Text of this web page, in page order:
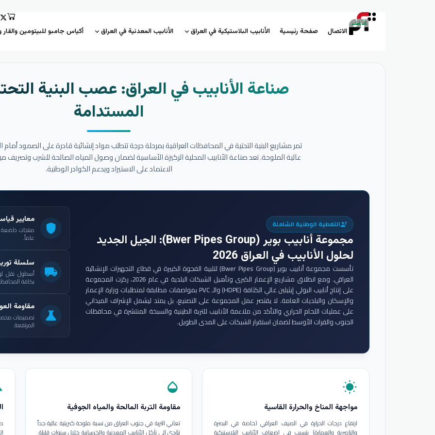
الاتصال صفحة رئيسية الأنابيب البلاستيكية في العراق الأنابيب المعدنية في العراق أكياس جامبو للبيتومين والقار
صناعة الأنابيب في العراق: عصب البنية
المستدامة
تمر مشاريع البنية التحتية في المحافظات العراقية بمرحلة حرجة تتطلب مواد إنشائية قادرة على الصمود أمام
عالية الملوحة. تعد صناعة الأنابيب المحلية الركيزة الأساسية لضمان وصول المياه الصالحة للشرب وتصريف
الاعتماد على الاستيراد ويدعم الكوادر الوطنية.
engineeringالتغطية الوطنية الشاملة
مجموعة أنابيب بوير (Bwer Pipes Group)
: الجيل الجديد
لحلول الأنابيب في العراق 2026
تأسست مجموعة أنابيب بوير (Bwer Pipes Group) لتلبية الفجوة الكبيرة في قطاع التجهيزات الإنشائية
العراقي. ومع انطلاق مشاريع الإعمار الكبرى وتأهيل الشبكات البلدية في عام 2026، ركزت المجموعة
على إنتاج أنابيب البولي إيثيلين عالي الكثافة (HDPE) والـ PVC بمواصفات مطابقة لمتطلبات وزارة الإعمار
والإسكان والبلديات العامة. لا يقتصر عمل المجموعة على التصنيع، بل يمتد ليشمل الإشراف الميداني
على عمليات اللحام الحراري والتأكد من ملاءمة الأنابيب للتربة الطينية والسبخة المنتشرة في محافظات
الجنوب والفرات الأوسط لضمان استقرار الشبكات على المدى الطويل.
shield
معايير
عاماً.
local_shipping
سلسلة
أسطول نقل
بكافة
science
مقاومة
تصميمات
المرتفعة.
wb_sunny
مواجهة المناخ والحرارة القاسية
ارتفاع درجات الحرارة في الصيف العراقي (خاصة في البصرة
والناصرية والعمارة) يتسبب في إضعاف الأنابيب البلاستيكية
opacity
مقاومة التربة المالحة والمياه الجوفية
تعاني التربة في جنوب العراق من نسبة ملوحة كبريتية عالية جداً
تؤدي إلى تآكل الأنابيب المعدنية والخرسانية خلال سنوات قليلة.